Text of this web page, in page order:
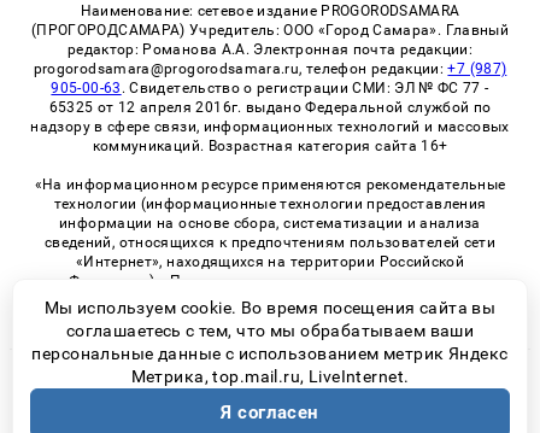
Наименование: сетевое издание PROGORODSAMARA
(ПРОГОРОДСАМАРА) Учредитель: ООО «Город Самара». Главный
редактор: Романова А.А. Электронная почта редакции:
progorodsamara@progorodsamara.ru, телефон редакции:+7 (987)
905-00-63 . Свидетельство о регистрации СМИ: ЭЛ № ФС 77 -
65325 от 12 апреля 2016г. выдано Федеральной службой по
надзору в сфере связи, информационных технологий и массовых
коммуникаций. Возрастная категория сайта 16+
«На информационном ресурсе применяются рекомендательные
технологии (информационные технологии предоставления
информации на основе сбора, систематизации и анализа
сведений, относящихся к предпочтениям пользователей сети
«Интернет», находящихся на территории Российской
Федерации)». Правила применения рекомендательных
технологий в виджетах рекламно-обменной сети
«СМИ2» (PDF)
© 2026 «ProGorodSamara» | Все права защищены
Возрастная категория сайта 16+
Мы используем cookie. Во время посещения сайта вы
соглашаетесь с тем, что мы обрабатываем ваши
персональные данные с использованием метрик Яндекс
Метрика, top.mail.ru, LiveInternet.
Я согласен